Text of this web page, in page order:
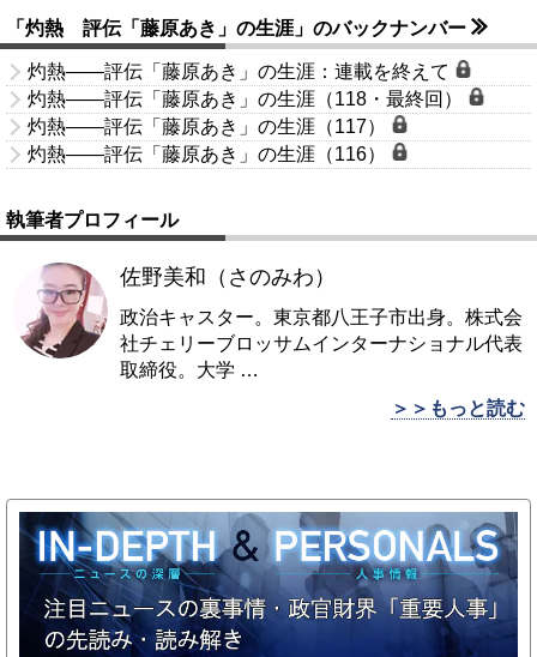
「灼熱 評伝「藤原あき」の生涯」のバックナンバー
灼熱――評伝「藤原あき」の生涯：連載を終えて
灼熱――評伝「藤原あき」の生涯（118・最終回）
灼熱――評伝「藤原あき」の生涯（117）
灼熱――評伝「藤原あき」の生涯（116）
執筆者プロフィール
佐野美和（さのみわ）
政治キャスター。東京都八王子市出身。株式会
社チェリーブロッサムインターナショナル代表
取締役。大学 …
＞＞もっと読む